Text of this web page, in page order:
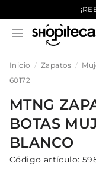
Inicio Zapatos
60172
MTNG
BOTAS
BLANCO
Código artículo: